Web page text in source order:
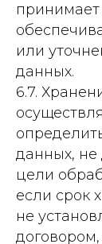
или
данных.
6.7.
данных, не
цели
если срок
не
договором,